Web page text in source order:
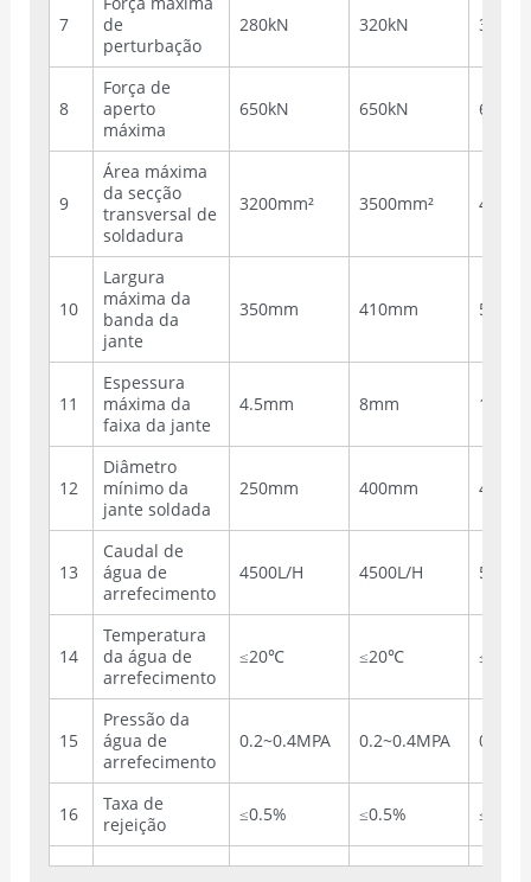
7
de
perturbação
280kN 320kN 320kN
8
Força de
aperto
máxima
650kN 650kN 650kN
9
Área máxima
da secção
transversal de
soldadura
3200mm² 3500mm²
10
Largura
máxima da
banda da
jante
350mm 410mm
11
Espessura
máxima da
faixa da jante
4.5mm 8mm 10mm
12
Diâmetro
mínimo da
jante soldada
250mm 400mm
13
Caudal de
água de
arrefecimento
4500L/H 4500L/H
14
Temperatura
da água de
arrefecimento
≤20℃ ≤20℃ ≤20℃
15
Pressão da
água de
arrefecimento
0.2~0.4MPA 0.2~0.4MPA
16
Taxa de
rejeição
≤0.5% ≤0.5% ≤0.5%